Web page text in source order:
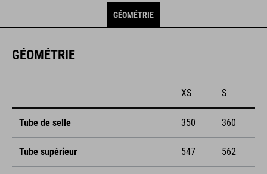
GÉOMÉTRIE
GÉOMÉTRIE
XS S
Tube de selle 350 360
Tube supérieur 547 562